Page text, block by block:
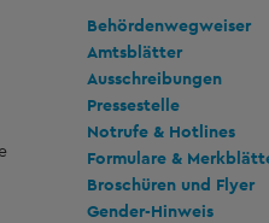
Behördenwegweiser
Amtsblätter
Ausschreibungen
Pressestelle
Notrufe & Hotlines
Formulare &
Broschüren und Flyer
Gender-Hinweis